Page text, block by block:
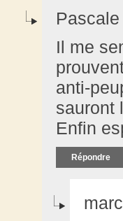
Il me
anti-
sauront
Enfin
Répondre